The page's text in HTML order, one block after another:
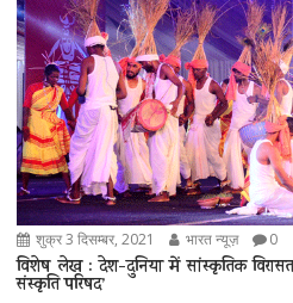
शुक्र 3 दिसम्बर, 2021 भारत न्यूज़ 0
विशेष लेख : देश-दुनिया में सांस्कृतिक
संस्कृति परिषद’